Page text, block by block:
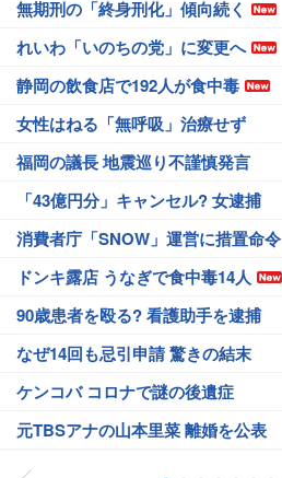
無期刑の「終身刑化」傾向続く
れいわ「いのちの党」に変更へ
静岡の飲食店で192人が食中毒
女性はねる「無呼吸」治療せず
福岡の議長 地震巡り不謹慎発言
「43億円分」キャンセル? 女逮捕
消費者庁「SNOW」運営に措置命令
ドンキ露店 うなぎで食中毒14人
90歳患者を殴る? 看護助手を逮捕
なぜ14回も忌引申請 驚きの結末
ケンコバ コロナで謎の後遺症
元TBSアナの山本里菜 離婚を公表